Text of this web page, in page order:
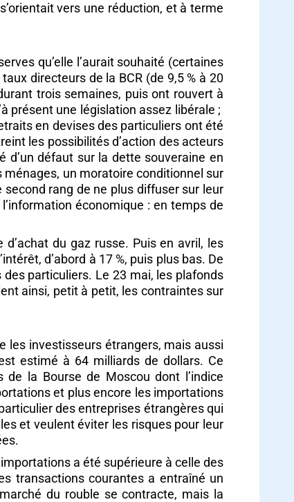
vers une réduction, et à terme
qu’elle l’aurait souhaité (certaines
directeurs de la BCR (de 9,5 % à 20
trois semaines, puis ont rouvert à
présent une législation assez libérale ;
en devises des particuliers ont été
les possibilités d’action des acteurs
défaut sur la dette souveraine en
ménages, un moratoire conditionnel sur
rang de ne plus diffuser sur leur
économique : en temps de
du gaz russe. Puis en avril, les
d’abord à 17 %, puis plus bas. De
particuliers. Le 23 mai, les plafonds
ainsi, petit à petit, les contraintes sur
les investisseurs étrangers, mais aussi
estimé à 64 milliards de dollars. Ce
la Bourse de Moscou dont l’indice
et plus encore les importations
des entreprises étrangères qui
et veulent éviter les risques pour leur
a été supérieure à celle des
transactions courantes a entraîné un
du rouble se contracte, mais la